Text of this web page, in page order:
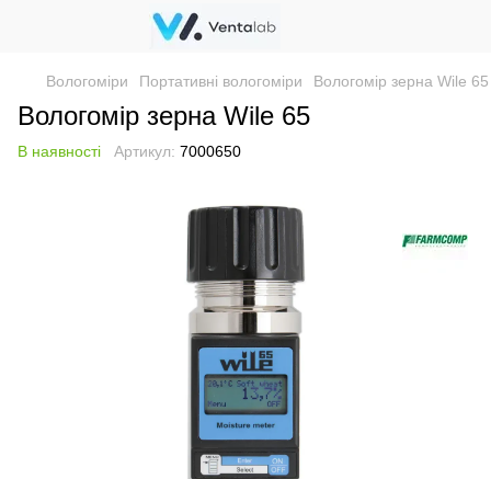
Вологоміри Портативні вологоміри Вологомір зерна Wile 65
Вологомір зерна Wile 65
В наявності Артикул: 7000650